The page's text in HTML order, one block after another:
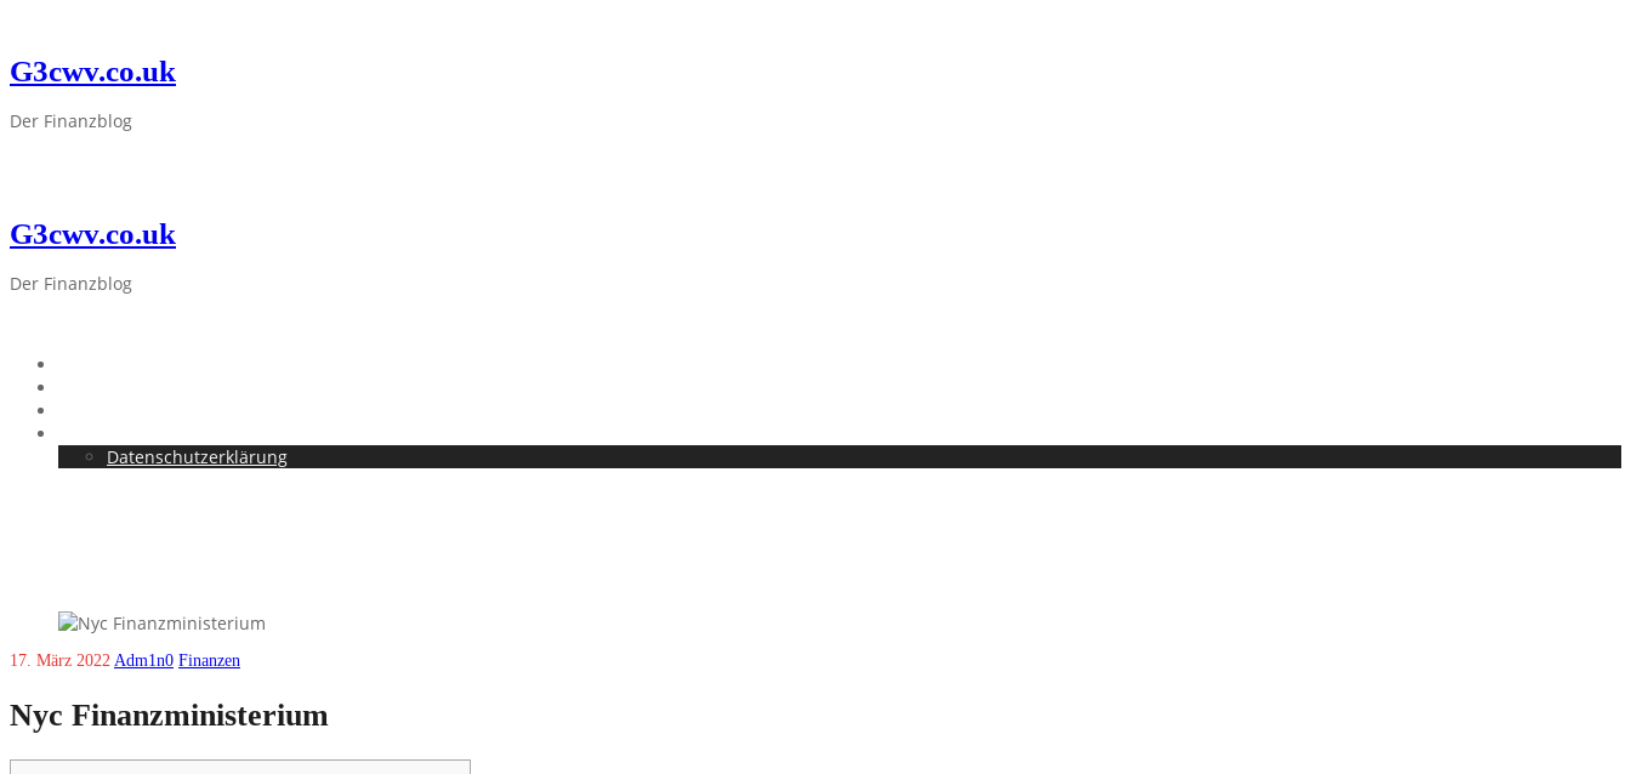
content
G3cwv.co.uk
Der Finanzblog
G3cwv.co.uk
Der Finanzblog
Datenschutzerklärung
17. März 2022 Adm1n0 Finanzen
Nyc Finanzministerium